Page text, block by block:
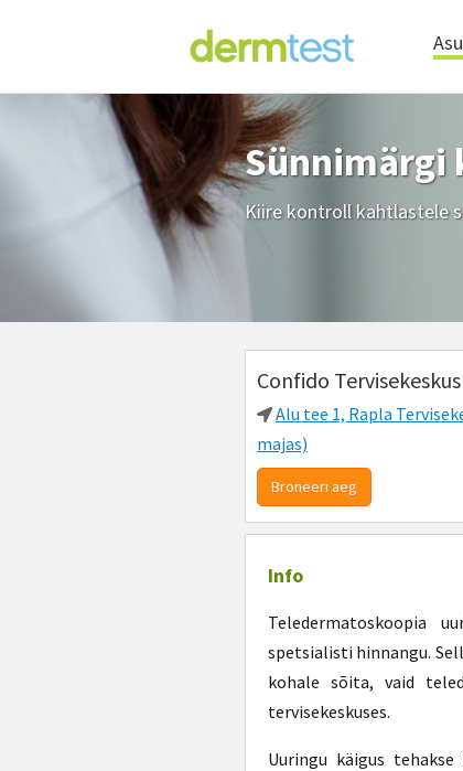
Sünnimärgi
Kiire kontroll kahtlastele
Confido
Alu tee 1, Rapla
majas)
Broneeri aeg
Info
Teledermatoskoopia
spetsialisti hinnangu.
kohale sõita, vaid
tervisekeskuses.
Uuringu käigus